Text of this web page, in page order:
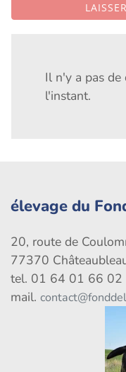
Il n'y a pas de
l'instant.
élevage du
20, route de
77370
tel. 01 64 01 66 02
mail.